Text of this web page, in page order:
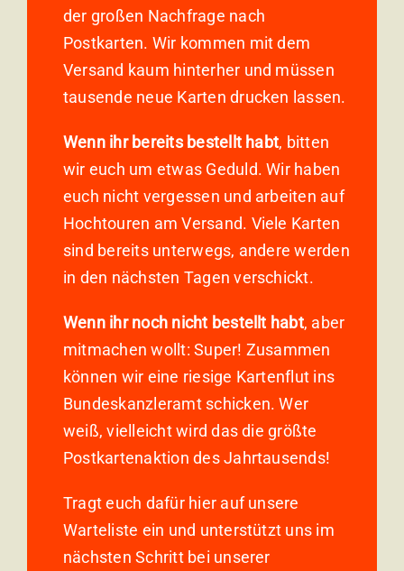
der großen Nachfrage nach
Postkarten. Wir kommen mit dem
Versand kaum hinterher und müssen
tausende neue Karten drucken lassen.
Wenn ihr bereits bestellt habt, bitten
wir euch um etwas Geduld. Wir haben
euch nicht vergessen und arbeiten auf
Hochtouren am Versand. Viele Karten
sind bereits unterwegs, andere werden
in den nächsten Tagen verschickt.
Wenn ihr noch nicht bestellt habt, aber
mitmachen wollt: Super! Zusammen
können wir eine riesige Kartenflut ins
Bundeskanzleramt schicken. Wer
weiß, vielleicht wird das die größte
Postkartenaktion des Jahrtausends!
Tragt euch dafür hier auf unsere
Warteliste ein und unterstützt uns im
nächsten Schritt bei unserer